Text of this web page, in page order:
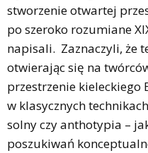
stworzenie otwartej
po szeroko rozumiane
napisali. Zaznaczyli, że
otwierając się na
przestrzenie kieleckiego
w klasycznych
solny czy anthotypia –
poszukiwań